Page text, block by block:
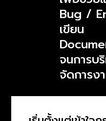
Bug /
เขียน
จนการบ
จัดการง